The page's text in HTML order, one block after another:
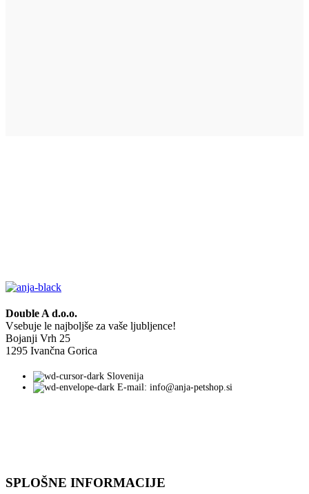
Double A d.o.o.
Vsebuje le najboljše za vaše ljubljence!
Bojanji Vrh 25
1295 Ivančna Gorica
Slovenija
E-mail: info@anja-petshop.si
SPLOŠNE INFORMACIJE